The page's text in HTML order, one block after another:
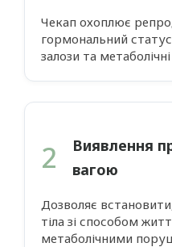
Чекап охоплює
гормональний
залози та
2
Виявлення
вагою
Дозволяє
тіла зі способом
метаболічними